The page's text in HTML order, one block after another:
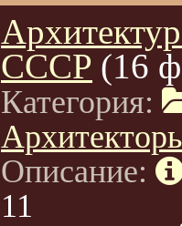
СССР (16
Категория:
Описание:
11